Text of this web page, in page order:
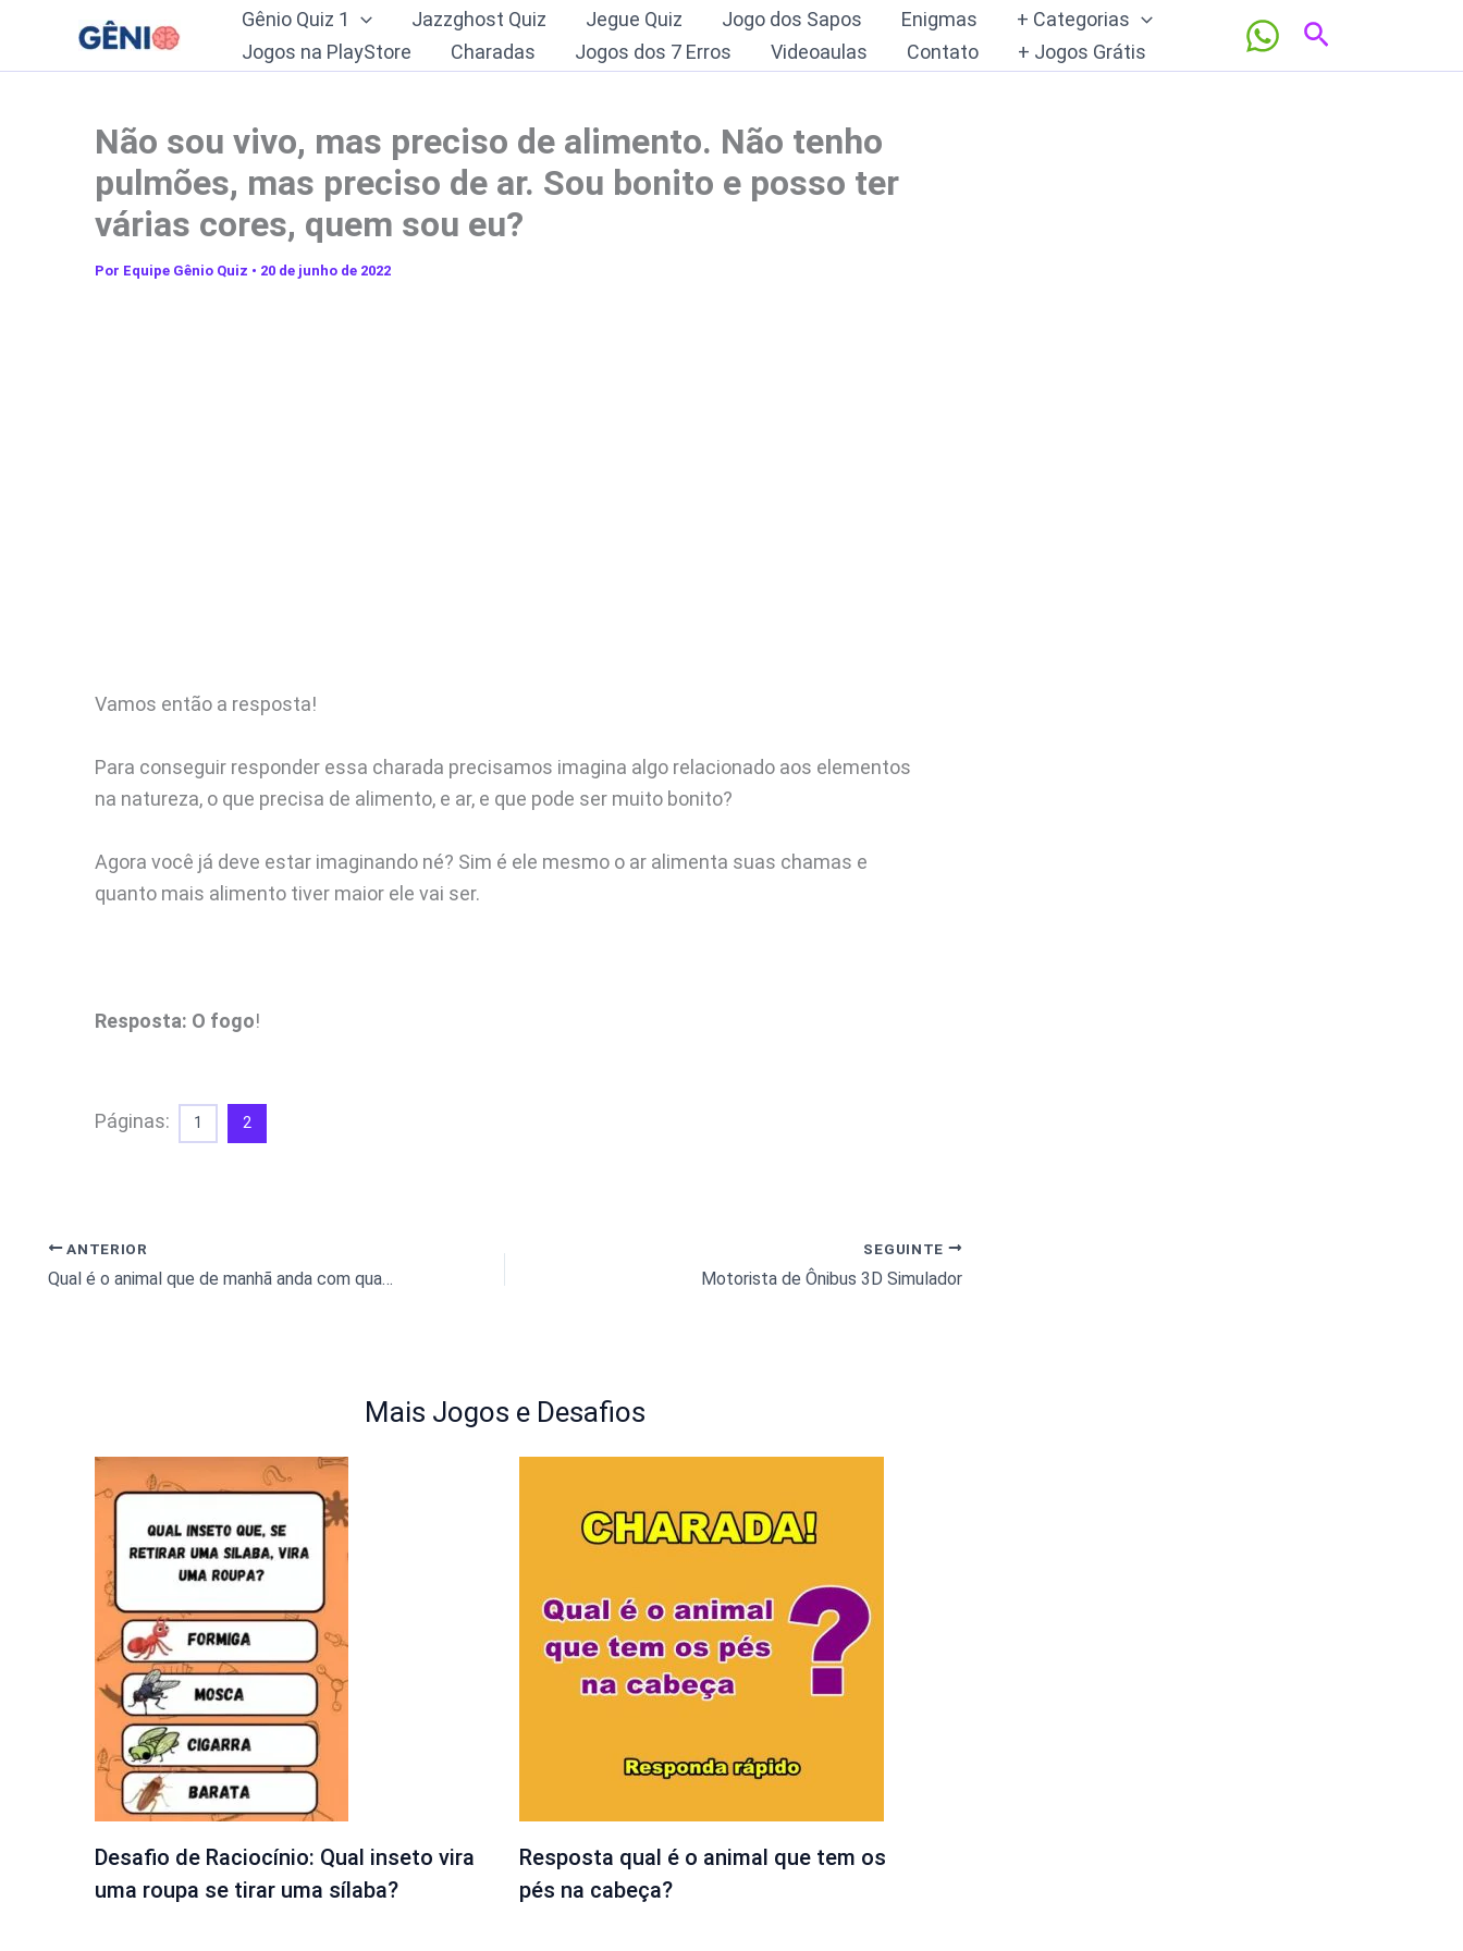
o
Gênio Quiz 1 Jazzghost Quiz Jegue Quiz Jogo dos Sapos Enigmas
+ Categorias
Jogos na PlayStore
Charadas Jogos dos 7 Erros Videoaulas Contato + Jogos Grátis
Pesquisar
Não sou vivo, mas preciso de alimento. Não tenho
pulmões, mas preciso de ar. Sou bonito e posso ter
várias cores, quem sou eu?
Por Equipe Gênio Quiz • 20 de junho de 2022
Vamos então a resposta!
Para conseguir responder essa charada precisamos imagina algo relacionado aos elementos
na natureza, o que precisa de alimento, e ar, e que pode ser muito bonito?
Agora você já deve estar imaginando né? Sim é ele mesmo o ar alimenta suas chamas e
quanto mais alimento tiver maior ele vai ser.
Resposta: O fogo!
Páginas: 1 2
ANTERIOR
Qual é o animal que de manhã anda com quatro pernas, ao meio-dia anda com duas e à noite com três?
SEGUINTE
Motorista de Ônibus 3D Simulador
Mais Jogos e Desafios
Desafio de Raciocínio: Qual inseto vira
uma roupa se tirar uma sílaba?
Resposta qual é o animal que tem os
pés na cabeça?